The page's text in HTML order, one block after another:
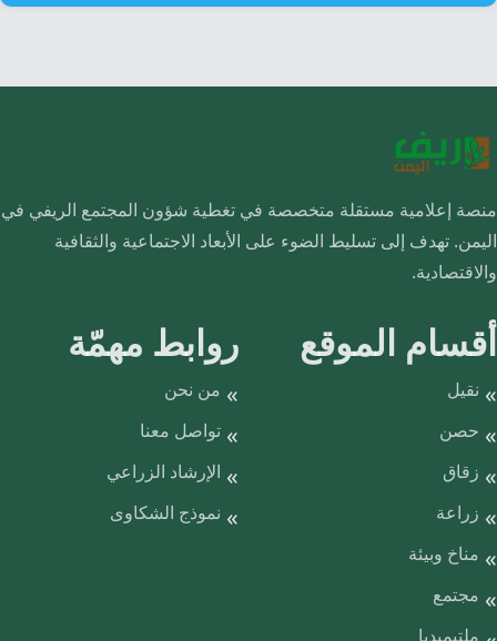
منصة إعلامية مستقلة متخصصة في تغطية شؤون المجتمع الريفي في
اليمن. تهدف إلى تسليط الضوء على الأبعاد الاجتماعية والثقافية
والاقتصادية.
أقسام الموقع
نقيل
حصن
زقاق
زراعة
مناخ وبيئة
مجتمع
ملتيميديا
روابط مهمّة
من نحن
تواصل معنا
الإرشاد الزراعي
نموذج الشكاوى